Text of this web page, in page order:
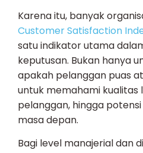
Karena itu, banyak
Customer Satisfaction
satu indikator utama
keputusan. Bukan hanya
apakah pelanggan puas
untuk memahami kualitas
pelanggan, hingga
masa depan.
Bagi level manajerial dan